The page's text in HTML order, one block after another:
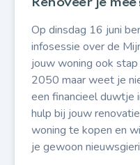
Renoveer je
Op dinsdag 16 juni
infosessie over de
jouw woning ook
2050 maar weet je
een financieel duwtje
hulp bij jouw
woning te kopen en
je gewoon